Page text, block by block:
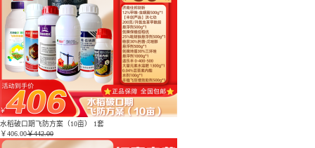
水稻破口期飞防方案（10亩） 1套
￥406.00￥442.00